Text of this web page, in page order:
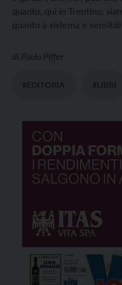
quanto, qui in Trentino,
quanto a sistema e
di Paolo Piffer
#EDITORIA #LIBRI